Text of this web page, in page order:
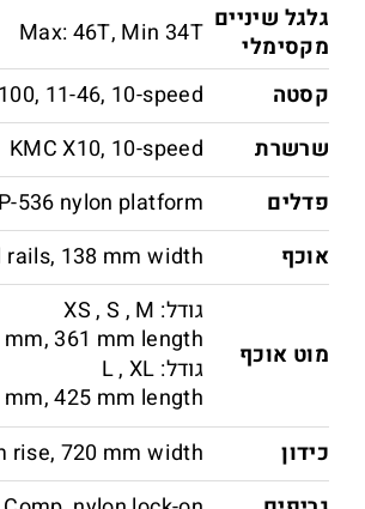
גלגל שיניים
מקסימלי
Max: 46T, Min 34T
קסטה
11-46, 10-speed
שרשרת
KMC X10, 10-speed
פדלים
536 nylon platform
אוכף
rails, 138 mm width
מוט אוכף
גודל: XS , S , M
361 mm length
גודל: L , XL
425 mm length
כידון
rise, 720 mm width